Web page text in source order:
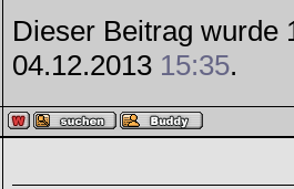
Dieser Beitrag wurde
04.12.2013 15:35.